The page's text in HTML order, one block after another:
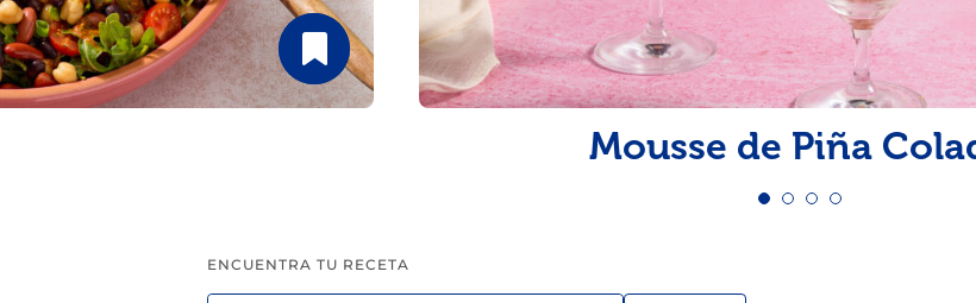
pinchos para el verano
Pudin
Pescado
Camarón
Mousse de Piña
ENCUENTRA TU RECETA